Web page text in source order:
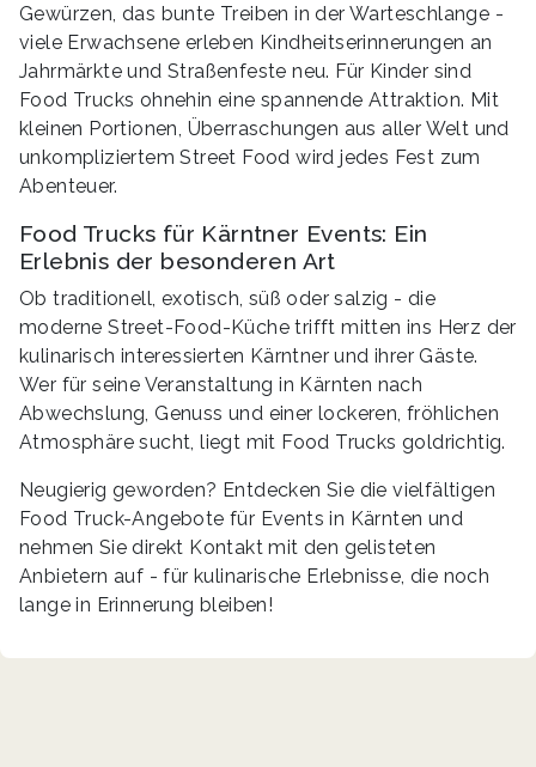
Gewürzen, das bunte Treiben in der Warteschlange -
viele Erwachsene erleben Kindheitserinnerungen an
Jahrmärkte und Straßenfeste neu. Für Kinder sind
Food Trucks ohnehin eine spannende Attraktion. Mit
kleinen Portionen, Überraschungen aus aller Welt und
unkompliziertem Street Food wird jedes Fest zum
Abenteuer.
Food Trucks für Kärntner Events: Ein
Erlebnis der besonderen Art
Ob traditionell, exotisch, süß oder salzig - die
moderne Street-Food-Küche trifft mitten ins Herz der
kulinarisch interessierten Kärntner und ihrer Gäste.
Wer für seine Veranstaltung in Kärnten nach
Abwechslung, Genuss und einer lockeren, fröhlichen
Atmosphäre sucht, liegt mit Food Trucks goldrichtig.
Neugierig geworden? Entdecken Sie die vielfältigen
Food Truck-Angebote für Events in Kärnten und
nehmen Sie direkt Kontakt mit den gelisteten
Anbietern auf - für kulinarische Erlebnisse, die noch
lange in Erinnerung bleiben!